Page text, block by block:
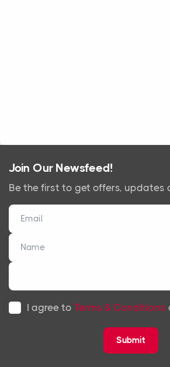
Join Our Newsfeed!
Be the first to get offers, updates
I agree to Terms & Conditions
Submit